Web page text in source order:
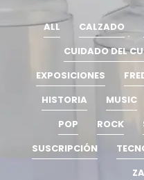
ALL CALZADO
CUIDADO DEL
EXPOSICIONES
HISTORIA
MUSIC
POP
ROCK
SUSCRIPCIÓN